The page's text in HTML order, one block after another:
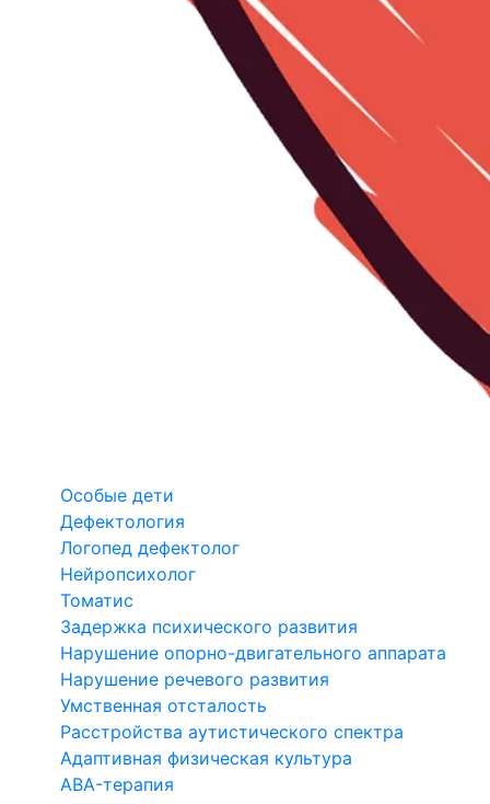
Особые дети
Дефектология
Логопед дефектолог
Нейропсихолог
Томатис
Задержка психического развития
Нарушение опорно-двигательного аппарата
Нарушение речевого развития
Умственная отсталость
Расстройства аутистического спектра
Адаптивная физическая культура
ABA-терапия